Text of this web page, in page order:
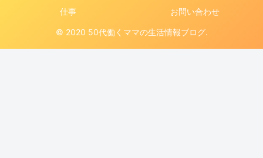
仕事
お問い合わせ
© 2020 50代働くママの生活情報ブログ.